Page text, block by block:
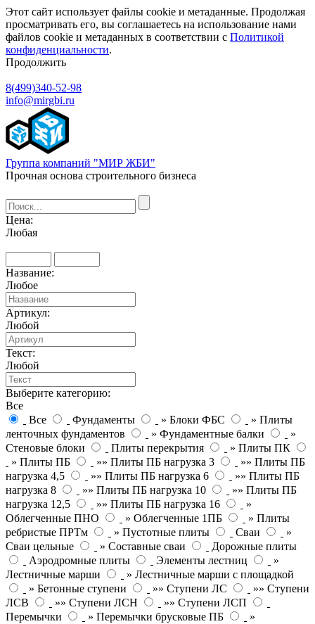
Этот сайт использует файлы cookie и метаданные. Продолжая
просматривать его, вы соглашаетесь на использование нами
файлов cookie и метаданных в соответствии с Политикой
конфиденциальности.
Продолжить
8(499)340-52-98
info@mirgbi.ru
Группа компаний "МИР ЖБИ"
Прочная основа строительного бизнеса
Цена:
Любая
Название:
Любое
Артикул:
Любой
Текст:
Любой
Выберите категорию:
Все
Все
Фундаменты » Блоки ФБС
» Плиты
ленточных фундаментов
» Фундаментные балки
»
Стеновые блоки
Плиты перекрытия
» Плиты ПК
» Плиты ПБ
»» Плиты ПБ нагрузка 3
»» Плиты ПБ
нагрузка 4,5
»» Плиты ПБ нагрузка 6
»» Плиты ПБ
нагрузка 8
»» Плиты ПБ нагрузка 10
»» Плиты ПБ
нагрузка 12,5
»» Плиты ПБ нагрузка 16
»
Облегченные ПНО
» Облегченные 1ПБ
» Плиты
ребристые ПРТм
» Пустотные плиты Сваи
»
Сваи цельные
» Составные сваи
Дорожные плиты
Аэродромные плиты
Элементы лестниц
»
Лестничные марши
» Лестничные марши с площадкой
» Бетонные ступени
»» Ступени ЛС
»» Ступени
ЛСВ
»» Ступени ЛСН
»» Ступени ЛСП
Перемычки
» Перемычки брусковые ПБ
»